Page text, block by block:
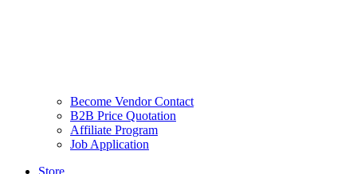
Become Vendor Contact
B2B Price Quotation
Affiliate Program
Job Application
Store